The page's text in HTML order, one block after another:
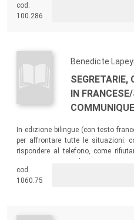
cod.
100.286
Benedicte
SEGRETARIE,
IN
In edizione bilingue (con testo
per affrontare tutte le situazioni:
rispondere al telefono, come
cod.
1060.75